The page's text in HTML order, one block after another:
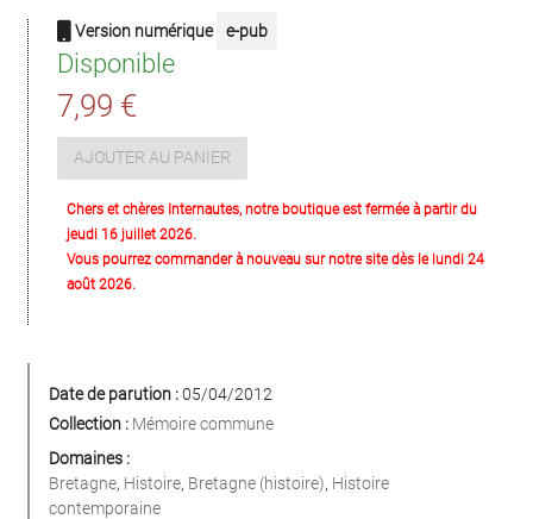
Version numérique e-pub
Disponible
7,99 €
AJOUTER AU PANIER
Chers et chères Internautes, notre boutique est fermée à partir du
jeudi 16 juillet 2026.
Vous pourrez commander à nouveau sur notre site dès le lundi 24
août 2026.
Date de parution :05/04/2012
Collection : Mémoire commune
Domaines :
Bretagne, Histoire, Bretagne (histoire), Histoire
contemporaine